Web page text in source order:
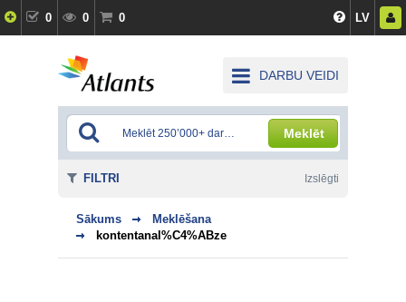
0 0 0 LV
DARBU VEIDI
Meklēt
Sākums
Meklēšana
kontentanal%C4%ABze
FILTRI Izslēgti